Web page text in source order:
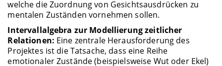
welche die Zuordnung von Gesichtsausdrücken zu
mentalen Zuständen vornehmen sollen.
Intervallalgebra zur Modellierung zeitlicher
Relationen: Eine zentrale Herausforderung des
Projektes ist die Tatsache, dass eine Reihe
emotionaler Zustände (beispielsweise Wut oder Ekel)